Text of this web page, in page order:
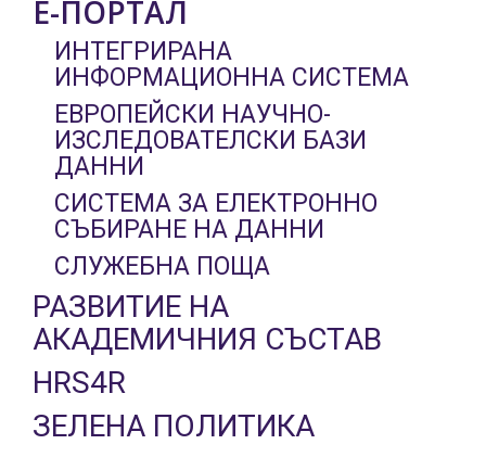
Е-ПОРТАЛ
ИНТЕГРИРАНА
ИНФОРМАЦИОННА СИСТЕМА
ЕВРОПЕЙСКИ НАУЧНО-
ИЗСЛЕДОВАТЕЛСКИ БАЗИ
ДАННИ
СИСТЕМА ЗА ЕЛЕКТРОННО
СЪБИРАНЕ НА ДАННИ
СЛУЖЕБНА ПОЩА
РАЗВИТИЕ НА
АКАДЕМИЧНИЯ СЪСТАВ
HRS4R
ЗЕЛЕНА ПОЛИТИКА